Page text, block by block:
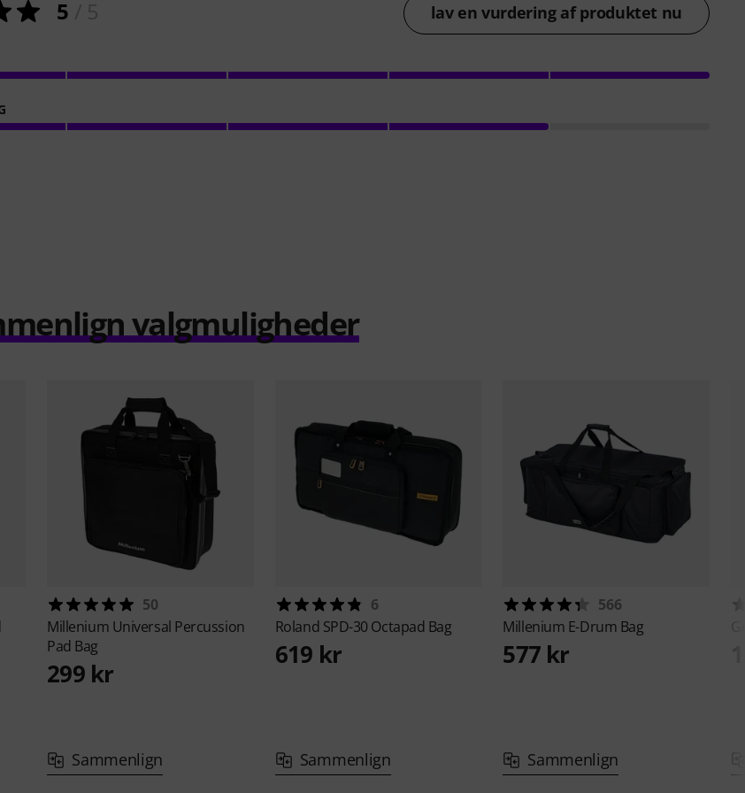
5 lav en vurdering af produktet nu
valgmuligheder
50
Millenium Universal Percussion
Pad Bag
299 kr
Sammenlign
6
Roland SPD-30 Octapad Bag
619 kr
Sammenlign
566
Millenium E-Drum Bag
577 kr
Sammenlign